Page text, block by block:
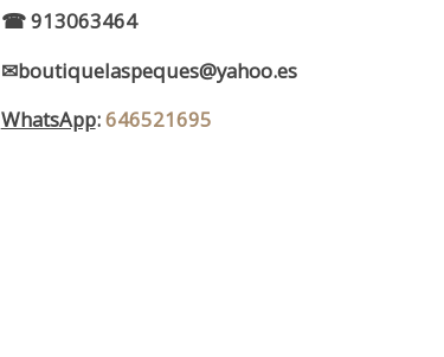
☎ 913063464
✉boutiquelaspeques@yahoo.es
WhatsApp:646521695